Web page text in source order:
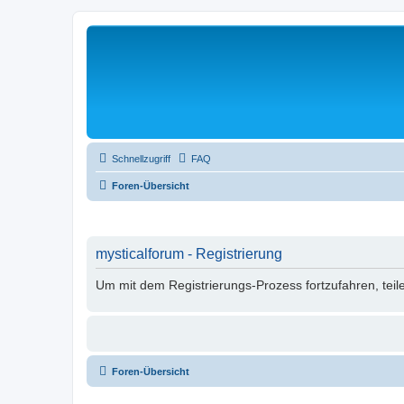
Schnellzugriff FAQ
Foren-Übersicht
mysticalforum - Registrierung
Um mit dem Registrierungs-Prozess fortzufahren,
Foren-Übersicht